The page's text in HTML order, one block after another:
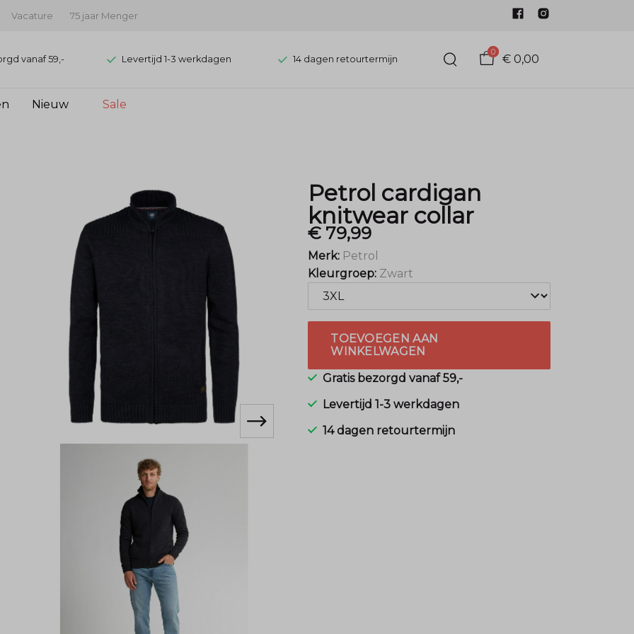
Vacature 75 jaar Menger
vanaf 59,- Levertijd 1-3 werkdagen 14 dagen retourtermijn
0
€ 0,00
Nieuw Sale
Petrol cardigan
knitwear collar
€ 79,99
Merk: Petrol
Kleurgroep: Zwart
TOEVOEGEN AAN
WINKELWAGEN
Gratis bezorgd vanaf 59,-
Levertijd 1-3 werkdagen
14 dagen retourtermijn